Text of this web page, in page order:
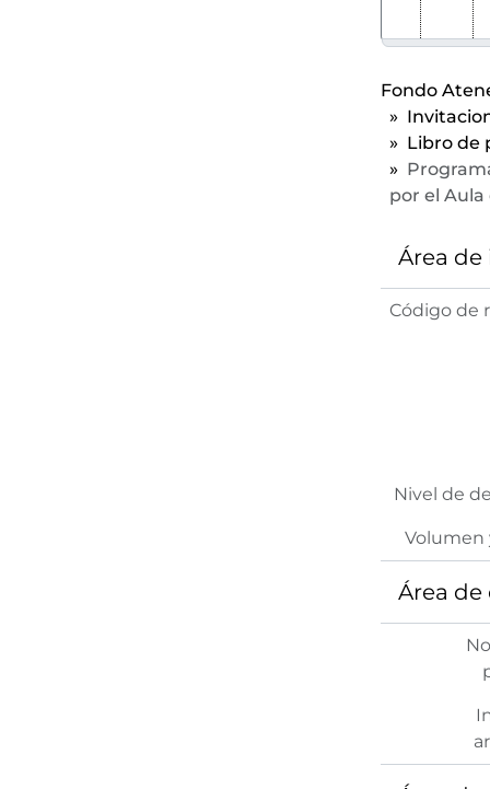
Fondo
Libro de
por el
Área
Código de
Nivel de
Volumen
Área